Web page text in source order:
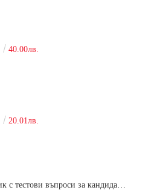
40.00лв.
20.01лв.